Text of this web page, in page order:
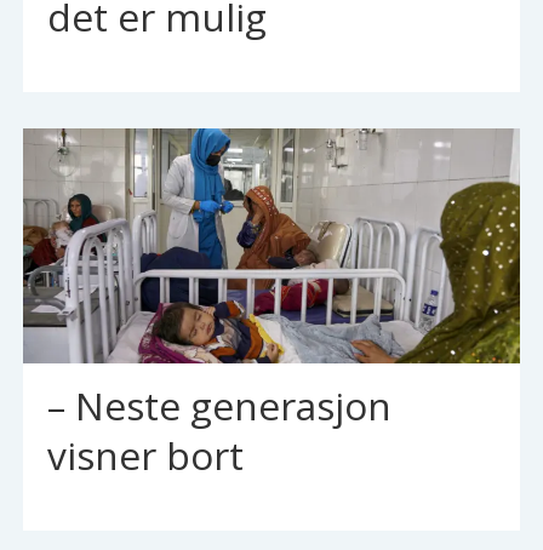
det er mulig
– Neste generasjon
visner bort